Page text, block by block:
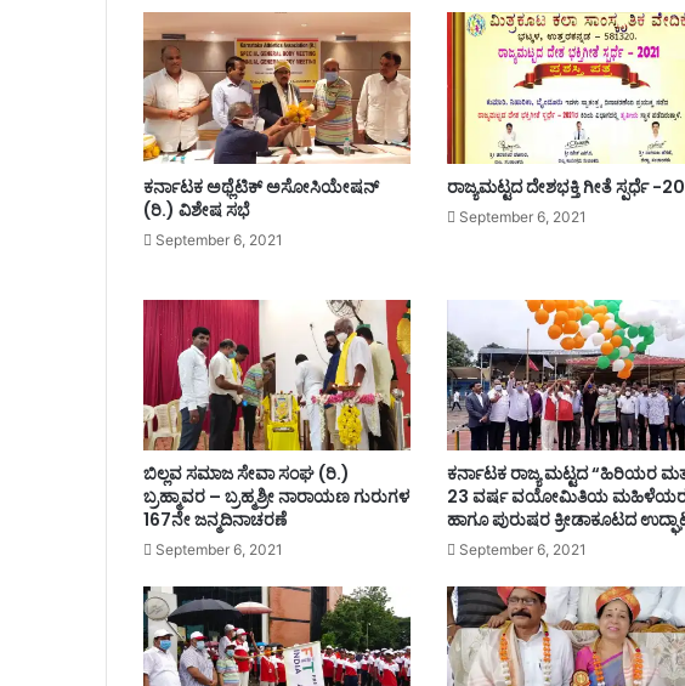
ಮಾ
ಯಿ
.
!
ರೈ
ವ
ರ್
ಕಂ
ಡ
ಕ್
ಟ
ಸ್
ಟ್‌
.
.
!
ಕರ್ನಾಟಕ ಅಥ್ಲೆಟಿಕ್ ಅಸೋಸಿಯೇಷನ್
(ರಿ.) ವಿಶೇಷ ಸಭೆ
September 6, 2021
ರಾಜ್ಯಮಟ್ಟದ ದೇಶಭಕ್ತಿ ಗೀತೆ ಸ್ಪರ್ಧೆ -
September 6, 2021
ಬಿಲ್ಲವ ಸಮಾಜ ಸೇವಾ ಸಂಘ (ರಿ.)
ಬ್ರಹ್ಮಾವರ – ಬ್ರಹ್ಮಶ್ರೀ ನಾರಾಯಣ ಗುರುಗಳ
167ನೇ ಜನ್ಮದಿನಾಚರಣೆ
September 6, 2021
ಕರ್ನಾಟಕ ರಾಜ್ಯ ಮಟ್ಟದ “ಹಿರಿಯರ
23 ವರ್ಷ ವಯೋಮಿತಿಯ
ಹಾಗೂ ಪುರುಷರ ಕ್ರೀಡಾಕೂಟದ
September 6, 2021